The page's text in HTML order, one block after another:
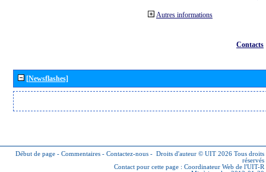
Autres informations
Contacts
[Newsflashes]
Début de page - Commentaires - Contactez-nous - Droits d'auteur © UIT 2026 Tous droits
réservés
Contact pour cette page : Coordinateur Web de l'UIT-R